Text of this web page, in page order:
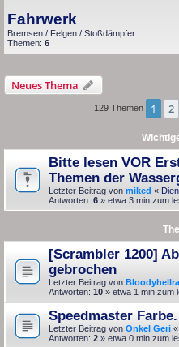
Fahrwerk
Bremsen / Felgen / Stoßdämpfer
Themen: 6
Neues Thema
129 Themen 1 2
Bitte lesen VOR
Themen der
Letzter Beitrag von miked «
Antworten: 6 » etwa 3 min zum
[Scrambler 1200]
gebrochen
Letzter Beitrag von
Antworten: 10 » etwa 1 min zum
Speedmaster Farbe.
Letzter Beitrag von Onkel Geri «
Antworten: 2 » etwa 0 min zum